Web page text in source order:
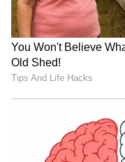
ಮೂರು ಕೊಲೆಗಳನ್ನು
ನಾಲ್ಕು ಗೋಡೆಗಳ
ಮನಸ್ಸಿನಲ್ಲಿ ಕಿಂಚಿತ್ತೂ
ಸಾರ್ವಜನಿಕರನ್ನು
ಬಳಿಕ
ಹೆಂಡತಿಯರ
ಸಮರ್ಥಿಸಿಕೊಂಡರು.